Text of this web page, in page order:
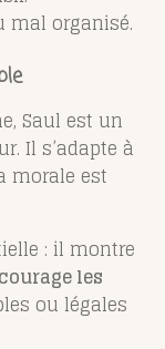
mal organisé.
Saul est un
Il s’adapte à
morale est
: il montre
les
ou légales